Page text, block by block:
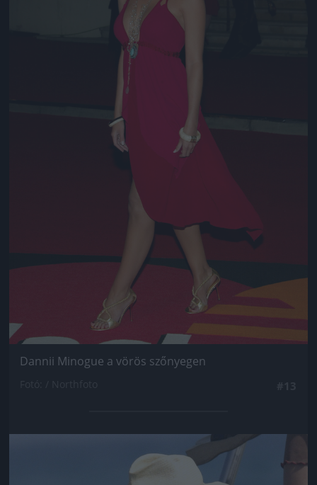
Dannii Minogue a vörös szőnyegen
Jön még kép!